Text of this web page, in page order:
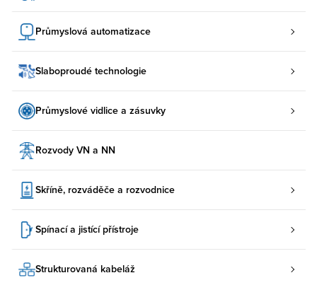
Průmyslová automatizace
Slaboproudé technologie
Průmyslové vidlice a zásuvky
Rozvody VN a NN
Skříně, rozváděče a rozvodnice
Spínací a jistící přístroje
Strukturovaná kabeláž